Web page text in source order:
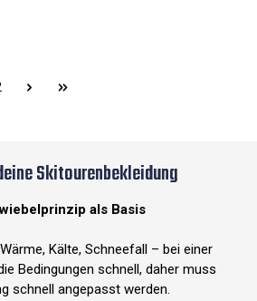
Skitourenbekleidung
als Basis
Kälte, Schneefall – bei einer
Bedingungen schnell, daher muss
schnell angepasst werden.